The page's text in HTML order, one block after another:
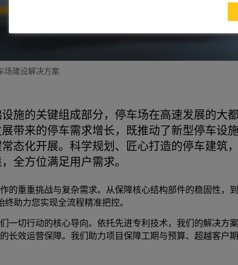
场建设解决方案
施的关键组成部分，停车场在高速发展的大
带来的停车需求增长，既推动了新型停车设
态化开展。科学规划、匠心打造的停车建筑
全方位满足用户需求。
的重重挑战与复杂需求。从保障核心结构部件的稳固性，
助力您实现全流程精准把控。
一切行动的核心导向。依托先进专利技术，我们的解决方
长效运营保障。我们助力项目保障工期与预算、超越客户